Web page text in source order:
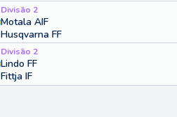
Divisão 2
Motala AIF
Husqvarna FF
Divisão 2
Lindo FF
Fittja IF